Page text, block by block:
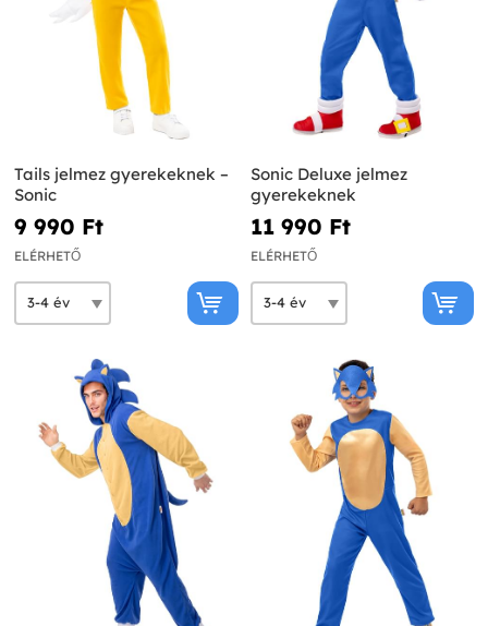
Tails jelmez gyerekeknek –
Sonic
9 990 Ft‎
ELÉRHETŐ
Sonic Deluxe jelmez
gyerekeknek
11 990 Ft‎
ELÉRHETŐ